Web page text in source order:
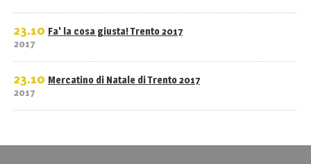
23.10
2017
Fa' la cosa giusta! Trento 2017
23.10
2017
Mercatino di Natale di Trento 2017